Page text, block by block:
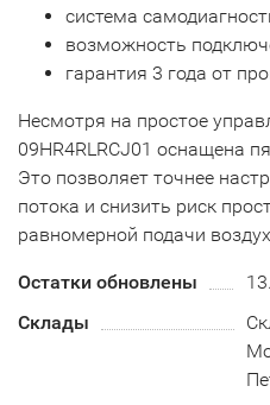
система
возможность
гарантия 3 года от
Несмотря на простое
09HR4RLRCJ01 оснащена
Это позволяет точнее
потока и снизить риск
равномерной подачи
Остатки обновлены
Склады